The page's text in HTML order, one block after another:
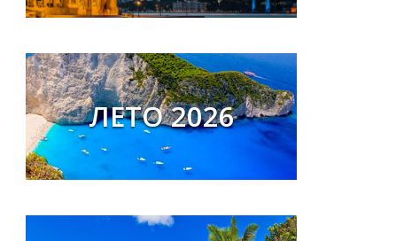
ЛЕТО 2026